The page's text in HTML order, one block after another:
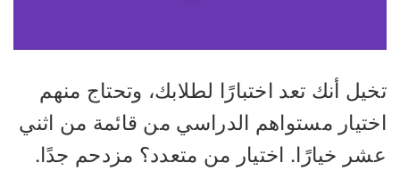
أنك تعد اختبارًا لطلابك، وتحتاج منهم
مستواهم الدراسي من قائمة من اثني
خيارًا. اختيار من متعدد؟ مزدحم جدًا.